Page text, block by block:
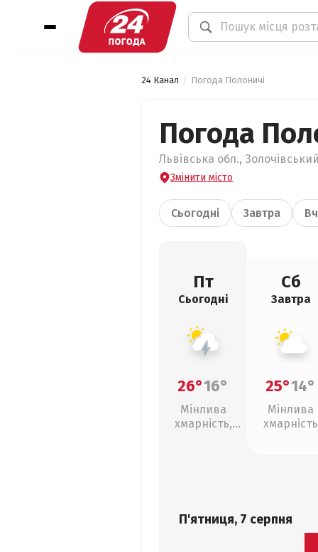
24 Канал Погода Полоничі
Погода
Львівська обл.,
Змінити місто
Сьогодні Завтра
Пт
Сьогодні
26°16°
Мінлива
хмарність,
Сб
Завтра
25°14°
Мінлива
хмарність
П'ятниця, 7 серпня